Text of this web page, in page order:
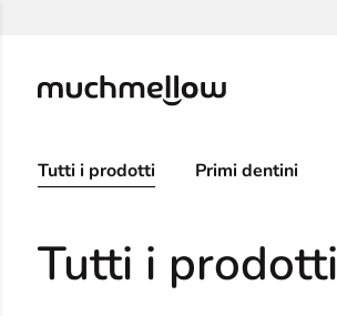
Tutti i prodotti Primi dentini
Tutti i prodotti